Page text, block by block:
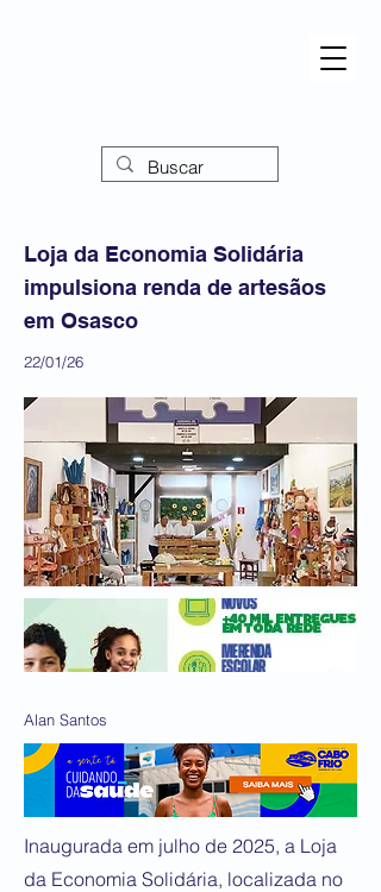
Loja da Economia Solidária
impulsiona renda de artesãos
em Osasco
22/01/26
Alan Santos
Inaugurada em julho de 2025, a Loja
da Economia Solidária, localizada no